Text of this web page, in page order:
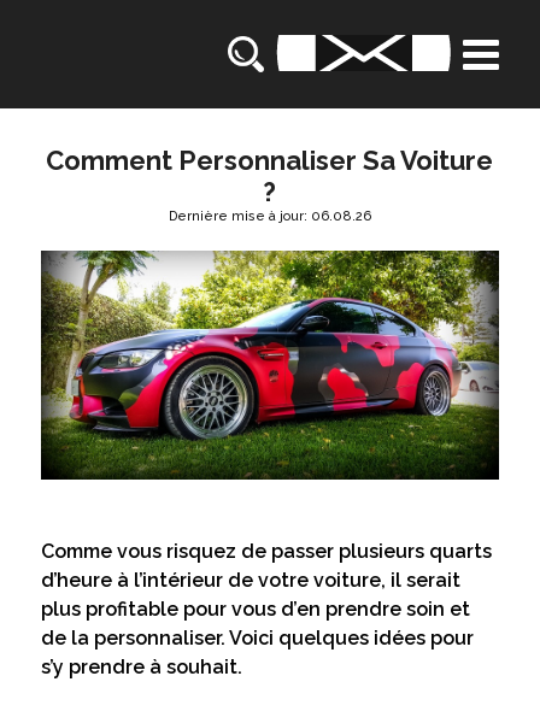
Comment Personnaliser Sa Voiture
?
Dernière mise à jour: 06.08.26
Comme vous risquez de passer plusieurs quarts
d’heure à l’intérieur de votre voiture, il serait
plus profitable pour vous d’en prendre soin et
de la personnaliser. Voici quelques idées pour
s’y prendre à souhait.